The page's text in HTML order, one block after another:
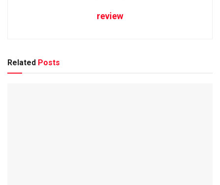
review
Related Posts